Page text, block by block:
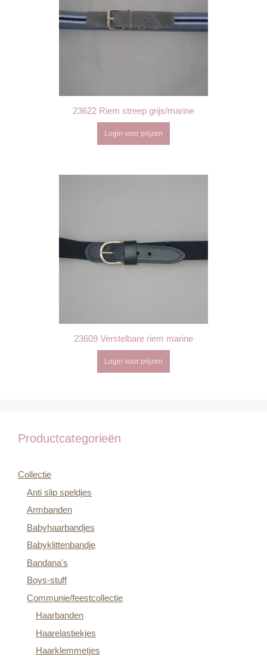
23622 Riem streep grijs/marine
Login voor prijzen
23609 Verstelbare riem marine
Login voor prijzen
Productcategorieën
Collectie
Anti slip speldjes
Armbanden
Babyhaarbandjes
Babyklittenbandje
Bandana's
Boys-stuff
Communie/feestcollectie
Haarbanden
Haarelastiekjes
Haarklemmetjes